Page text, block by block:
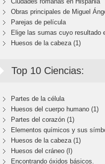
Obras principales de Miguel
Parejas de película
Elige las sumas cuyo resultado
Huesos de la cabeza (1)
Top 10 Ciencias:
Partes de la célula
Huesos del cuerpo humano (1)
Partes del corazón (1)
Elementos químicos y sus
Huesos de la cabeza (1)
Huesos del cráneo (I)
Encontrando óxidos básicos.